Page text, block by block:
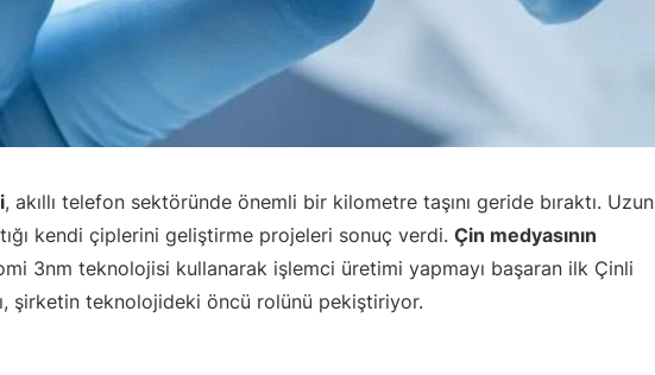
, akıllı telefon sektöründe önemli bir kilometre taşını geride bıraktı. Uzun
kendi çiplerini geliştirme projeleri sonuç verdi. Çin medyasının
3nm teknolojisi kullanarak işlemci üretimi yapmayı başaran ilk Çinli
şirketin teknolojideki öncü rolünü pekiştiriyor.